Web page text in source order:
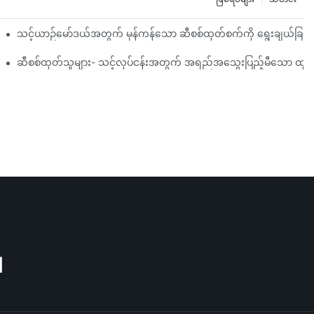
ည်နည်း။
သင့်ယာဉ်မော်ဒယ်အတွက် မှန်ကန်သော ဆီစစ်ထုတ်စက်ကို ရွေးချယ်ခြင်း-
းအပေါ် အလေးပေးဖော်ပြသည်။
ဆီစစ်ထုတ်သူများ- သင့်လုပ်ငန်းအတွက် အရည်အသွေးပြည့်မီသော ထုတ်ကုန်